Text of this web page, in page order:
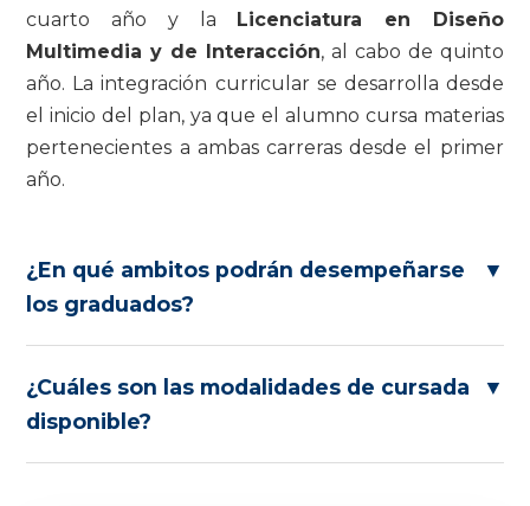
cuarto año y la Licenciatura en Diseño
Multimedia y de Interacción, al cabo de quinto
año. La integración curricular se desarrolla desde
el inicio del plan, ya que el alumno cursa materias
pertenecientes a ambas carreras desde el primer
año.
¿En qué ambitos podrán desempeñarse
los graduados?
▼
¿Cuáles son las modalidades de cursada
disponible?
▼